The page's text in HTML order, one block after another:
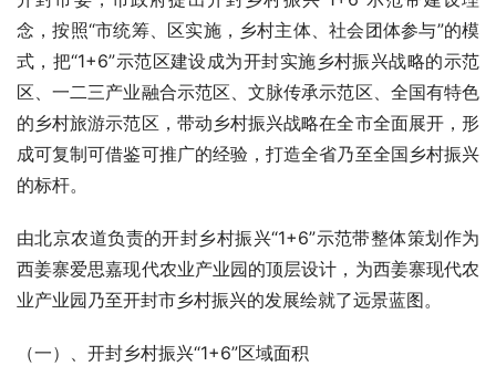
念，按照“市统筹、区实施，乡村主体、社会团体参与”的模
式，把“1+6”示范区建设成为开封实施乡村振兴战略的示范
区、一二三产业融合示范区、文脉传承示范区、全国有特色
的乡村旅游示范区，带动乡村振兴战略在全市全面展开，形
成可复制可借鉴可推广的经验，打造全省乃至全国乡村振兴
的标杆。
由北京农道负责的开封乡村振兴“1+6”示范带整体策划作为
西姜寨爱思嘉现代农业产业园的顶层设计，为西姜寨现代农
业产业园乃至开封市乡村振兴的发展绘就了远景蓝图。
（一）、开封乡村振兴“1+6”区域面积